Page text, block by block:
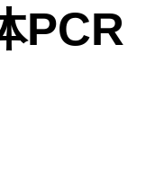
PCR